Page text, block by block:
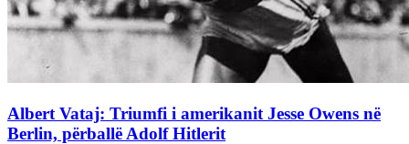
Albert Vataj: Triumfi i amerikanit Jesse Owens në
Berlin, përballë Adolf Hitlerit